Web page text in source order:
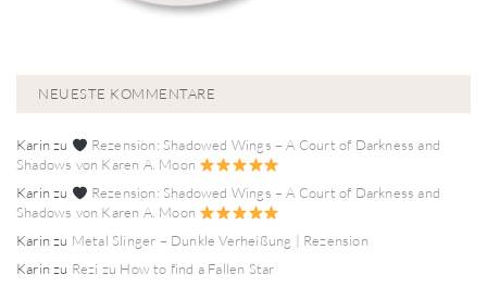
NEUESTE KOMMENTARE
Karinzu
Rezension: Shadowed Wings – A Court of Darkness and
Shadows von Karen A. Moon
Karinzu
Rezension: Shadowed Wings – A Court of Darkness and
Shadows von Karen A. Moon
Karinzu Metal Slinger – Dunkle Verheißung | Rezension
Karinzu Rezi zu How to find a Fallen Star